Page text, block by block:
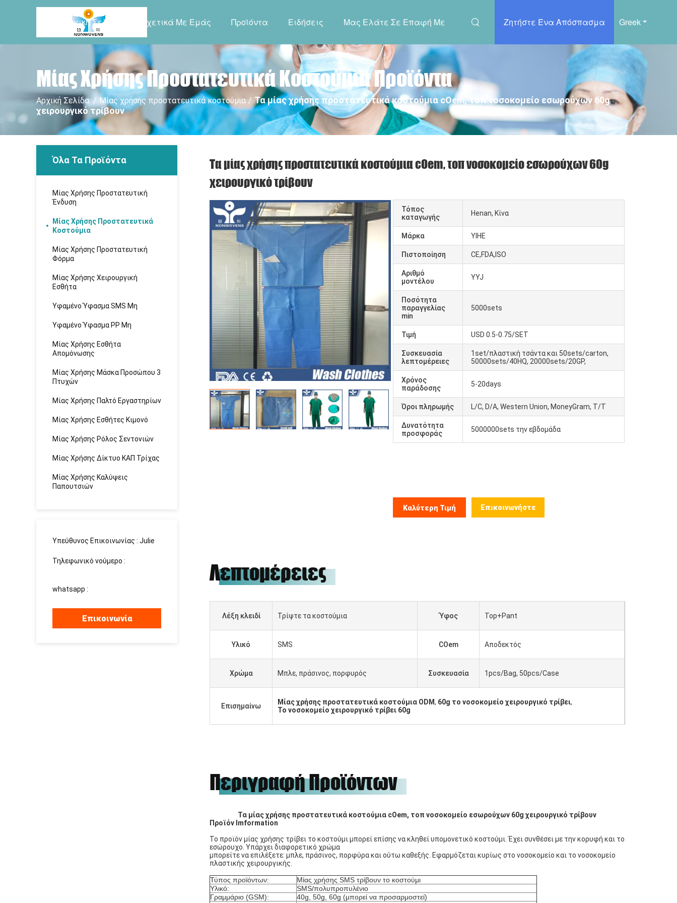
Greek
Ζητήστε Ένα Απόσπασμα
Αρχική Σελίδα Σχετικά Με Εμάς Προϊόντα Ειδήσεις Μας Ελάτε Σε Επαφή Με
Μίας Χρήσης Προστατευτικά Κοστούμια Προϊόντα
Αρχική Σελίδα / Μίας χρήσης προστατευτικά κοστούμια / Τα μίας χρήσης προστατευτικά κοστούμια cOem, τοπ νοσοκομείο εσωρούχων 60g
χειρουργικό τρίβουν
Όλα Τα Προϊόντα
Μίας Χρήσης Προστατευτική
Ένδυση
Μίας Χρήσης Προστατευτικά
Κοστούμια
Μίας Χρήσης Προστατευτική
Φόρμα
Μίας Χρήσης Χειρουργική
Εσθήτα
Υφαμένο Ύφασμα SMS Μη
Υφαμένο Ύφασμα PP Μη
Μίας Χρήσης Εσθήτα
Απομόνωσης
Μίας Χρήσης Μάσκα Προσώπου 3
Πτυχών
Μίας Χρήσης Παλτό Εργαστηρίων
Μίας Χρήσης Εσθήτες Κιμονό
Μίας Χρήσης Ρόλος Σεντονιών
Μίας Χρήσης Δίκτυο ΚΑΠ Τρίχας
Μίας Χρήσης Καλύψεις
Παπουτσιών
Υπεύθυνος Επικοινωνίας : Julie
Τηλεφωνικό νούμερο :
whatsapp :
Επικοινωνία
Τα μίας χρήσης προστατευτικά κοστούμια cOem, τοπ νοσοκομείο εσωρούχων 60g
χειρουργικό τρίβουν
Τόπος
καταγωγής
Henan, Κίνα
Μάρκα YIHE
Πιστοποίηση CE,FDA,ISO
Αριθμό
μοντέλου
YYJ
Ποσότητα
παραγγελίας
min
5000sets
Τιμή USD 0.5-0.75/SET
Συσκευασία
λεπτομέρειες
1set/πλαστική τσάντα και 50sets/carton,
50000sets/40HQ, 20000sets/20GP,
Χρόνος
παράδοσης
5-20days
Όροι πληρωμής L/C, D/A, Western Union, MoneyGram, T/T
Δυνατότητα
προσφοράς
5000000sets την εβδομάδα
Καλύτερη Τιμή Επικοινωνήστε
Λεπτομέρειες
Λέξη κλειδί Τρίψτε τα κοστούμια Ύφος Top+Pant
Υλικό SMS COem Αποδεκτός
Χρώμα Μπλε, πράσινος, πορφυρός Συσκευασία 1pcs/Bag, 50pcs/Case
Επισημαίνω Μίας χρήσης προστατευτικά κοστούμια ODM, 60g το νοσοκομείο χειρουργικό τρίβει,
Το νοσοκομείο χειρουργικό τρίβει 60g
Περιγραφή Προϊόντων
Τα μίας χρήσης προστατευτικά κοστούμια cOem, τοπ νοσοκομείο εσωρούχων 60g χειρουργικό τρίβουν
Προϊόν Imformation
Το προϊόν μίας χρήσης τρίβει το κοστούμι μπορεί επίσης να κληθεί υπομονετικό κοστούμι. Έχει συνθέσει με την κορυφή και το
εσώρουχο. Υπάρχει διαφορετικό χρώμα
μπορείτε να επιλέξετε: μπλε, πράσινος, πορφύρα και ούτω καθεξής. Εφαρμόζεται κυρίως στο νοσοκομείο και το νοσοκομείο
πλαστικής χειρουργικής.
Τύπος προϊόντων:
Μίας χρήσης SMS τρίβουν το κοστούμι
Υλικό:
SMS/πολυπροπυλένιο
Γραμμάριο (GSM):
40g, 50g, 60g (μπορεί να προσαρμοστεί)